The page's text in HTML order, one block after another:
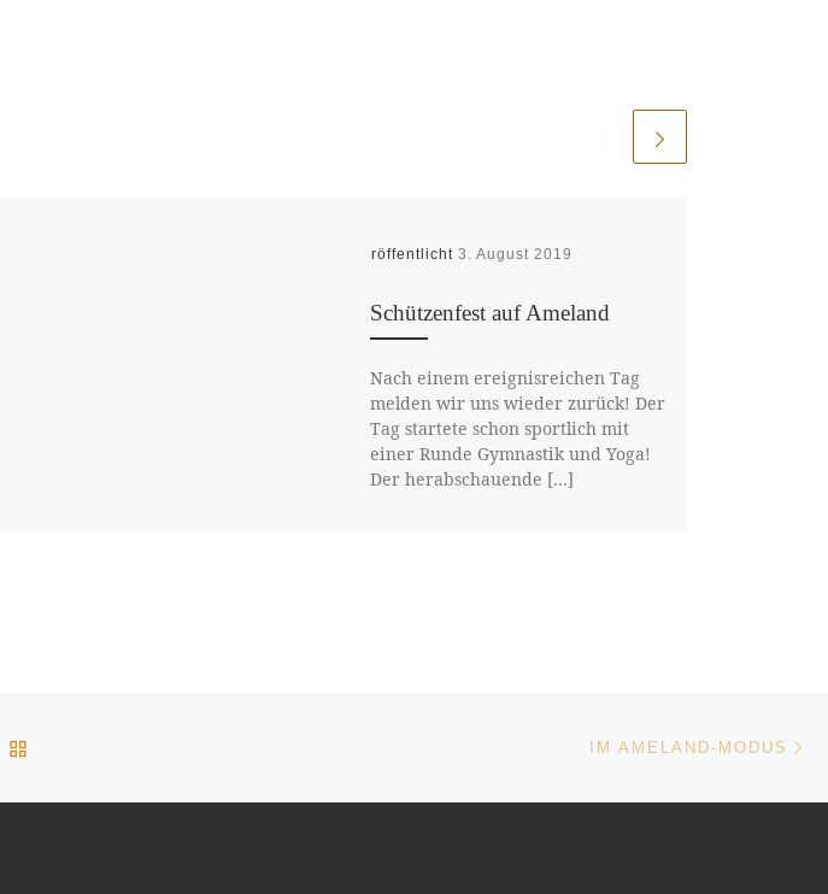
Veröffentlicht 3. August 2019
Schützenfest auf Ameland
Nach einem ereignisreichen Tag
melden wir uns wieder zurück! Der
Tag startete schon sportlich mit
einer Runde Gymnastik und Yoga!
Der herabschauende […]
IM AMELAND-MODUS